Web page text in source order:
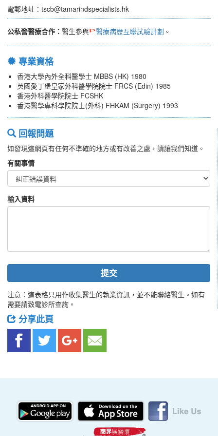
電郵地址：tscb@tamarindspecialists.hk
公私營醫療合作： 醫生參與 醫療病歷互聯試驗計劃 。
專業資格
香港大學內外全科醫學士 MBBS (HK) 1980
英國愛丁堡皇家外科醫學院院士 FRCS (Edin) 1985
香港外科醫學院院士 FCSHK
香港醫學專科學院院士(外科) FHKAM (Surgery) 1993
回報問題
如發現這網頁有任何不準確的地方或有改善之處，請讓我們知道。
有關事情
輸入資料
提交
注意：這表格只用作收集醫生的執業資訊，並不能聯絡醫生。如有
需要請致電診所查詢。
分享此頁